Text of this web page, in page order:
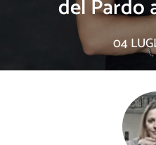
del Pardo
04